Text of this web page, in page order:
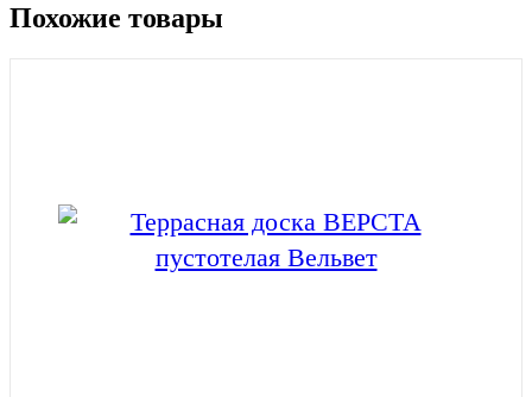
Похожие товары